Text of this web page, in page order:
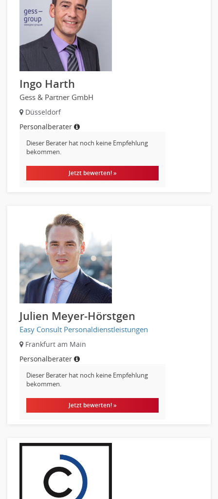
Hebamme, Entbindungshelfer
Heilerziehungspfleger
Logopädie
Pflegehelfer
Physiotherapie
Strahlentherapie
Außendienst
Immobilienmakler
Innendienst, Sachbearbeitung
Kundenservice
Vertrieb & Verkauf Leitung, Teamleitung
Pharmaberater
Pre-Sales
Ingo Harth
Gess & Partner GmbH
Düsseldorf
Personalberater
Dieser Berater hat noch keine Empfehlung
bekommen.
Jetzt bewerten! »
Julien Meyer-Hörstgen
Easy Consult Personaldienstleistungen
Frankfurt am Main
Personalberater
Dieser Berater hat noch keine Empfehlung
bekommen.
Jetzt bewerten! »